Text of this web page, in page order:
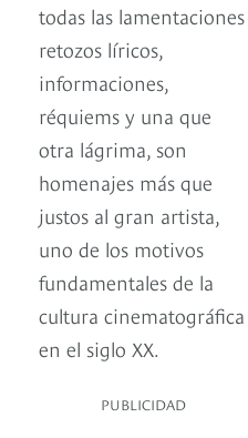
todas las lamentaciones
retozos líricos,
informaciones,
réquiems y una que
otra lágrima, son
homenajes más que
justos al gran artista,
uno de los motivos
fundamentales de la
cultura cinematográfica
en el siglo XX.
PUBLICIDAD